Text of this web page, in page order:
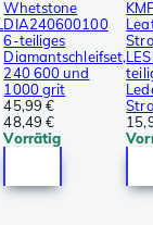
Whetstone
DIA240600100
6-teiliges
Diamantschleifset,
240 600 und
1000 grit
45,99 €
48,49 €
Vorrätig